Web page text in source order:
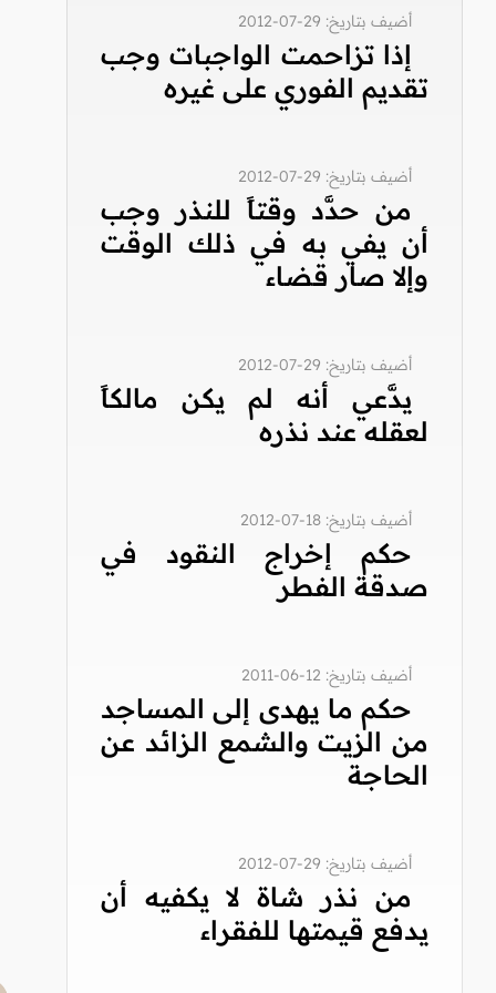
أضيف بتاريخ: 29-07-2012
إذا تزاحمت الواجبات وجب
تقديم الفوري على غيره
أضيف بتاريخ: 29-07-2012
من حدَّد وقتاً للنذر وجب
أن يفي به في ذلك الوقت
وإلا صار قضاء
أضيف بتاريخ: 29-07-2012
يدَّعي أنه لم يكن مالكاً
لعقله عند نذره
أضيف بتاريخ: 18-07-2012
حكم إخراج النقود في
صدقة الفطر
أضيف بتاريخ: 12-06-2011
حكم ما يهدى إلى المساجد
من الزيت والشمع الزائد عن
الحاجة
أضيف بتاريخ: 29-07-2012
من نذر شاة لا يكفيه أن
يدفع قيمتها للفقراء